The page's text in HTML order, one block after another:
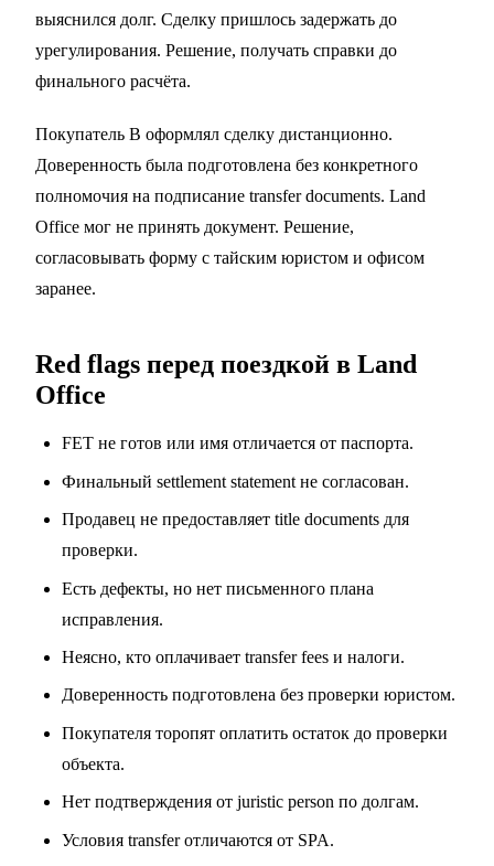
выяснился долг. Сделку пришлось задержать до
урегулирования. Решение, получать справки до
финального расчёта.
Покупатель В оформлял сделку дистанционно.
Доверенность была подготовлена без конкретного
полномочия на подписание transfer documents. Land
Office мог не принять документ. Решение,
согласовывать форму с тайским юристом и офисом
заранее.
Red flags перед поездкой в Land
Office
FET не готов или имя отличается от паспорта.
Финальный settlement statement не согласован.
Продавец не предоставляет title documents для
проверки.
Есть дефекты, но нет письменного плана
исправления.
Неясно, кто оплачивает transfer fees и налоги.
Доверенность подготовлена без проверки юристом.
Покупателя торопят оплатить остаток до проверки
объекта.
Нет подтверждения от juristic person по долгам.
Условия transfer отличаются от SPA.